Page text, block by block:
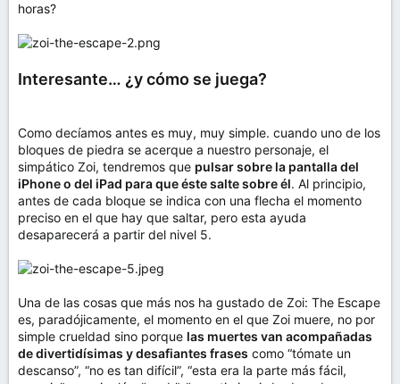
horas?
Interesante… ¿y cómo se juega?
Como decíamos antes es muy, muy simple. cuando uno de los
bloques de piedra se acerque a nuestro personaje, el
simpático Zoi, tendremos que pulsar sobre la pantalla del
iPhone o del iPad para que éste salte sobre él. Al principio,
antes de cada bloque se indica con una flecha el momento
preciso en el que hay que saltar, pero esta ayuda
desaparecerá a partir del nivel 5.
Una de las cosas que más nos ha gustado de Zoi: The Escape
es, paradójicamente, el momento en el que Zoi muere, no por
simple crueldad sino porque las muertes van acompañadas
de divertidísimas y desafiantes frases como “tómate un
descanso”, “no es tan difícil”, “esta era la parte más fácil,